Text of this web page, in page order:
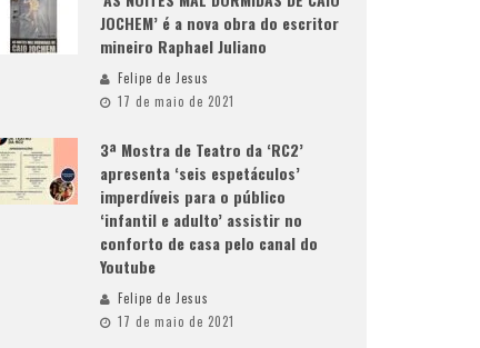
JOCHEM’ é a nova obra do escritor
mineiro Raphael Juliano
Felipe de Jesus
17 de maio de 2021
3ª Mostra de Teatro da ‘RC2’
apresenta ‘seis espetáculos’
imperdíveis para o público
‘infantil e adulto’ assistir no
conforto de casa pelo canal do
Youtube
Felipe de Jesus
17 de maio de 2021